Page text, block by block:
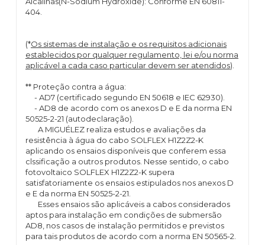
404.
(*Os sistemas de instalação e os requisitos adicionais
establecidos por qualquer regulamento, lei e/ou norma
aplicável a cada caso particular devem ser atendidos).
** Proteção contra a água:
- AD7 (certificado segundo EN 50618 e IEC 62930).
- AD8 de acordo com os anexos D e E da norma EN
50525-2-21 (autodeclaração).
A MIGUÉLEZ realiza estudos e avaliações da
resistência à água do cabo SOLFLEX H1Z2Z2-K
aplicando os ensaios disponíveis que conferem essa
clssificação a outros produtos. Nesse sentido, o cabo
fotovoltaico SOLFLEX H1Z2Z2-K supera
satisfatoriamente os ensaios estipulados nos anexos D
e E da norma EN 50525-2-21.
Esses ensaios são aplicáveis a cabos considerados
aptos para instalação em condições de submersão
AD8, nos casos de instalação permitidos e previstos
para tais produtos de acordo com a norma EN 50565-2.